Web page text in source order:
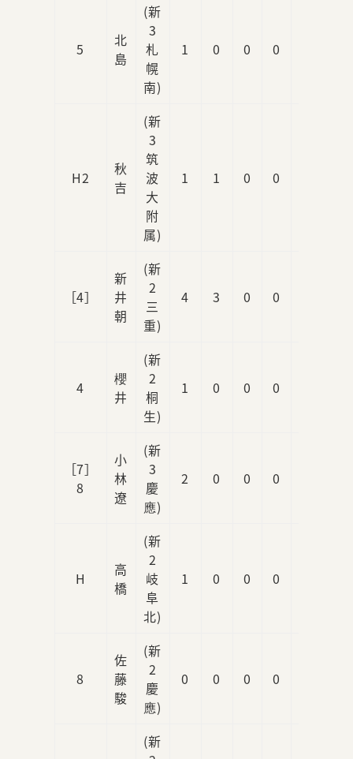
5
北
島
(新
3
札
幌
南)
1 0 0 0
H2
秋
吉
(新
3
筑
波
大
附
属)
1 1 0 0
［4］
新
井
朝
(新
2
三
重)
4 3 0 0
4
櫻
井
(新
2
桐
生)
1 0 0 0
［7］
8
小
林
遼
(新
3
慶
應)
2 0 0 0
H
高
橋
(新
2
岐
阜
北)
1 0 0 0
8
佐
藤
駿
(新
2
慶
應)
0 0 0 0
(新